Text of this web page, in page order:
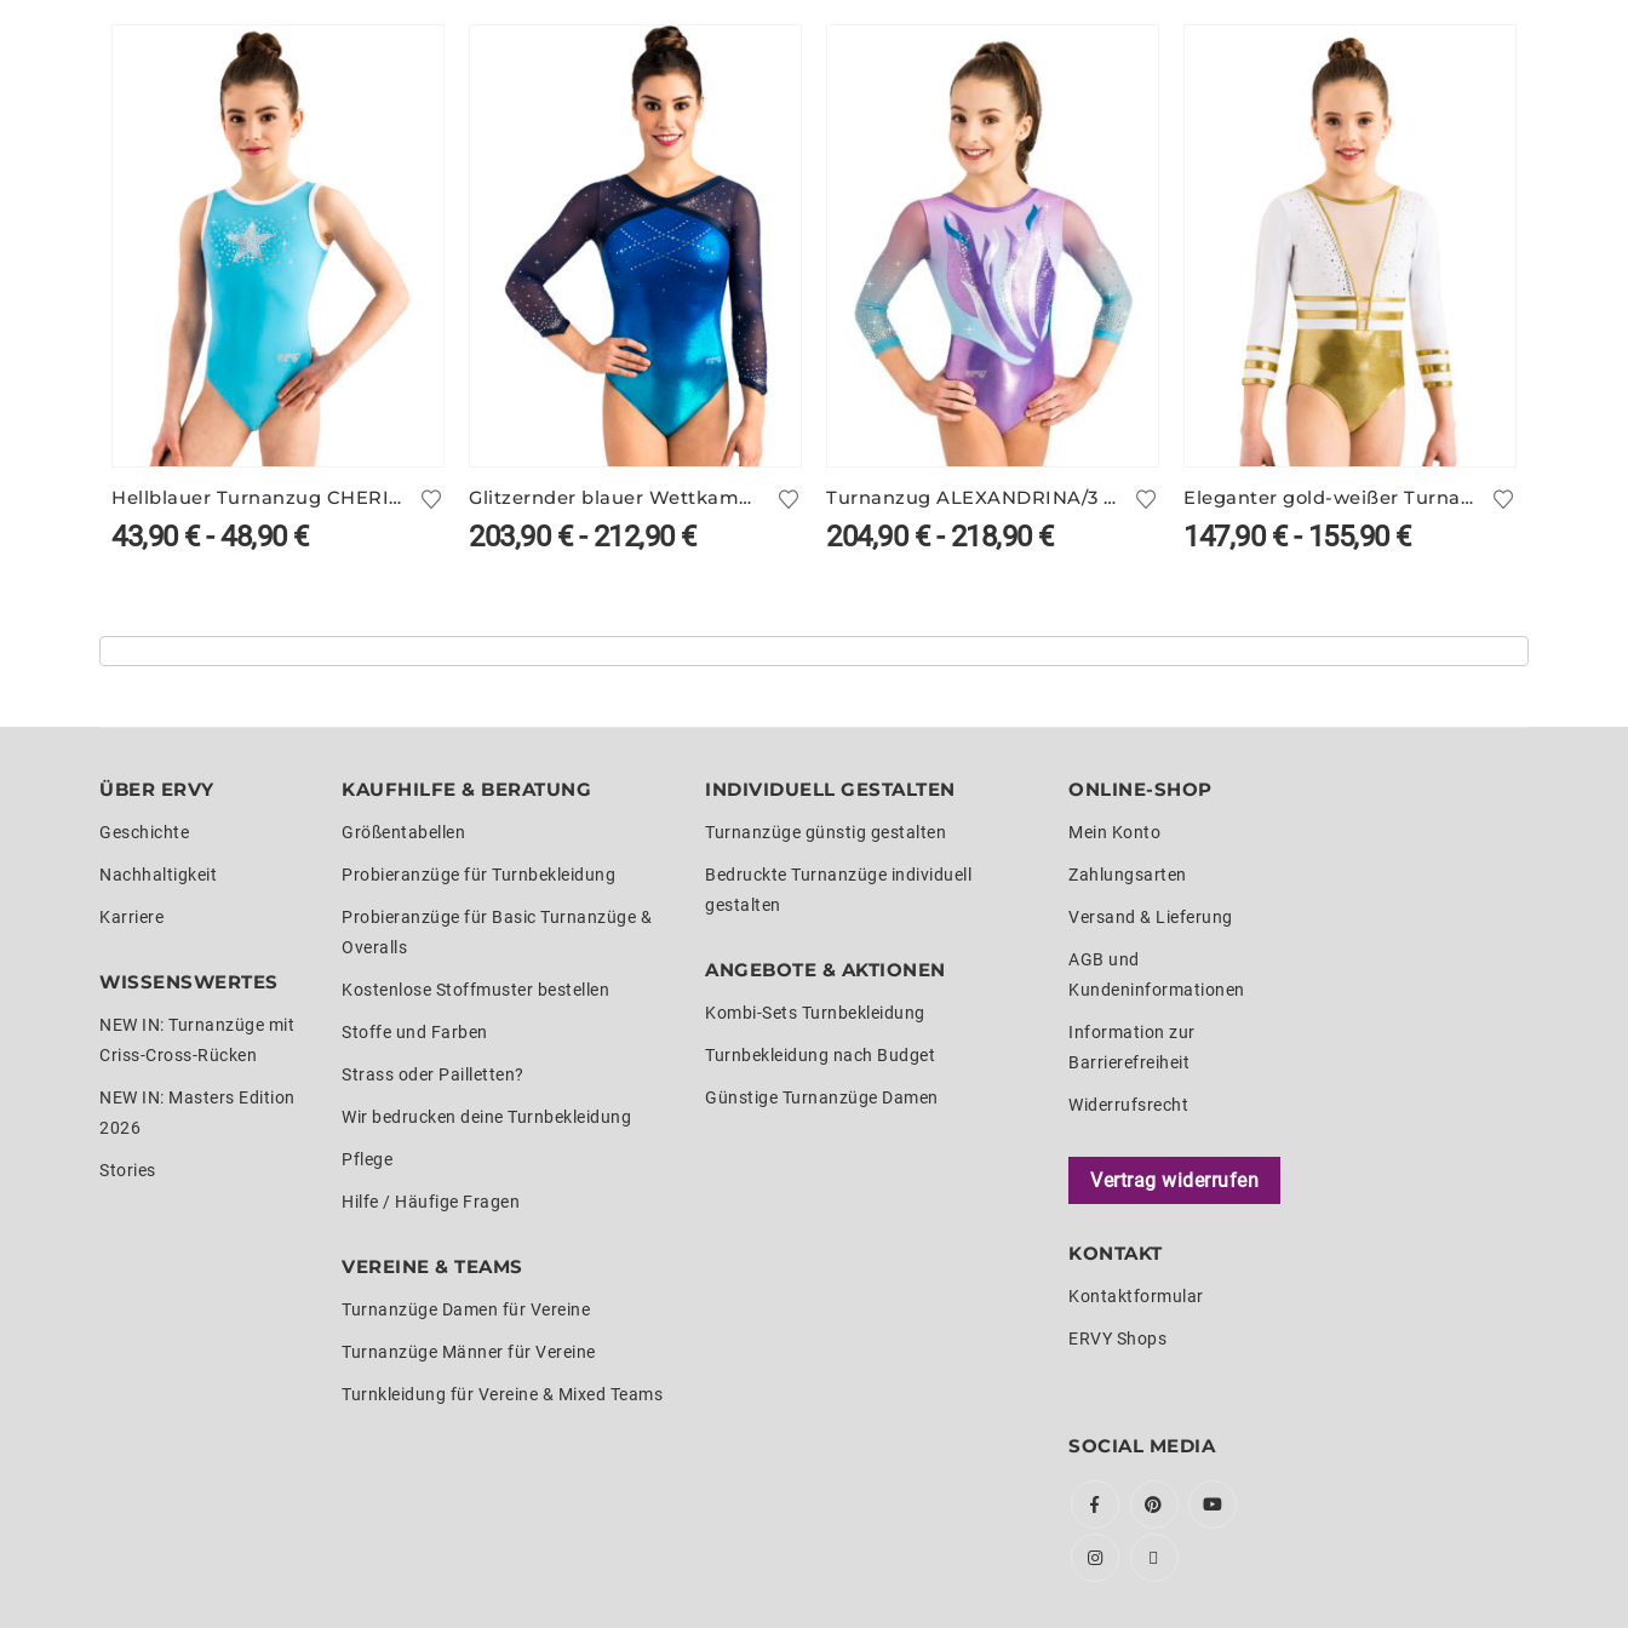
Hellblauer Turnanzug CHERIE/2 mit Sternmotiv
43,90€-48,90€
Glitzernder blauer Wettkampf Anzug ELSY/3
203,90€-212,90€
Turnanzug ALEXANDRINA/3 mit 3/4-Arm
204,90€-218,90€
Eleganter gold-weißer Turnanzug ANIKE/1
147,90€- 155,90€
ÜBER ERVY
Geschichte
Nachhaltigkeit
Karriere
WISSENSWERTES
NEW IN: Turnanzüge mit
Criss-Cross-Rücken
NEW IN: Masters Edition
2026
Stories
KAUFHILFE & BERATUNG
Größentabellen
Probieranzüge für Turnbekleidung
Probieranzüge für Basic Turnanzüge &
Overalls
Kostenlose Stoffmuster bestellen
Stoffe und Farben
Strass oder Pailletten?
Wir bedrucken deine Turnbekleidung
Pflege
Hilfe / Häufige Fragen
VEREINE & TEAMS
Turnanzüge Damen für Vereine
Turnanzüge Männer für Vereine
Turnkleidung für Vereine & Mixed Teams
INDIVIDUELL GESTALTEN
Turnanzüge günstig gestalten
Bedruckte Turnanzüge individuell
gestalten
ANGEBOTE & AKTIONEN
Kombi-Sets Turnbekleidung
Turnbekleidung nach Budget
Günstige Turnanzüge Damen
ONLINE-SHOP
Mein Konto
Zahlungsarten
Versand & Lieferung
AGB und
Kundeninformationen
Information zur
Barrierefreiheit
Widerrufsrecht
Vertrag widerrufen
KONTAKT
Kontaktformular
ERVY Shops
SOCIAL MEDIA